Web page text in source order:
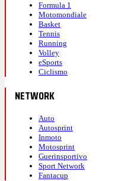
Formula 1
Motomondiale
Basket
Tennis
Running
Volley
eSports
Ciclismo
NETWORK
Auto
Autosprint
Inmoto
Motosprint
Guerinsportivo
Sport Network
Fantacup